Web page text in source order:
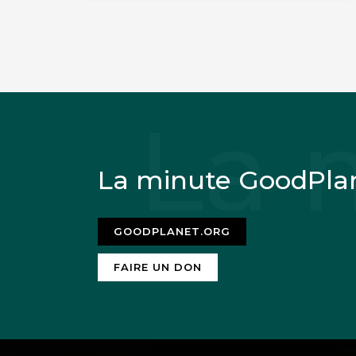
La minute
GOODPLANET.ORG
FAIRE UN DON